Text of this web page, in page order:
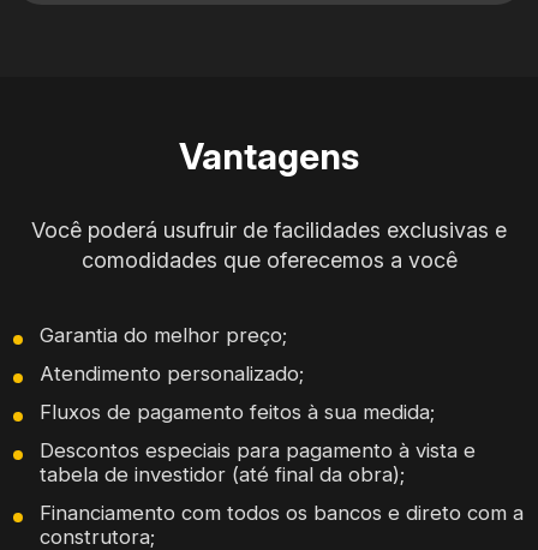
Vantagens
Você poderá usufruir de facilidades exclusivas e
comodidades que oferecemos a você
Garantia do melhor preço;
Atendimento personalizado;
Fluxos de pagamento feitos à sua medida;
Descontos especiais para pagamento à vista e
tabela de investidor (até final da obra);
Financiamento com todos os bancos e direto com a
construtora;